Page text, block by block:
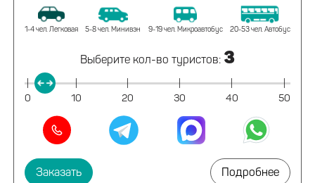
1-4 чел. Легковая 5-8 чел. Минивэн 9-19 чел. Микроавтобус 20-53 чел. Автобус
Выберите кол-во туристов: 3
|
0
|
10
|
20
|
30
|
40
|
50
Заказать Подробнее